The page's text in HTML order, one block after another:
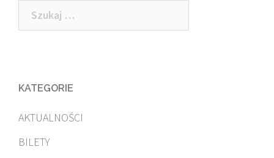
Szukaj:
KATEGORIE
AKTUALNOŚCI
BILETY